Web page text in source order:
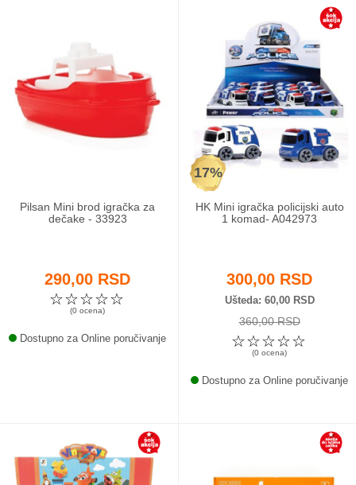
Pilsan Mini brod igračka za
dečake - 33923
290,00 RSD
☆
☆
☆
☆
☆
(0 ocena)
Dostupno za Online poručivanje
17%
HK Mini igračka policijski auto
1 komad- A042973
300,00 RSD
Ušteda 60,00 RSD
360,00 RSD
☆
☆
☆
☆
☆
(0 ocena)
Dostupno za Online poručivanje